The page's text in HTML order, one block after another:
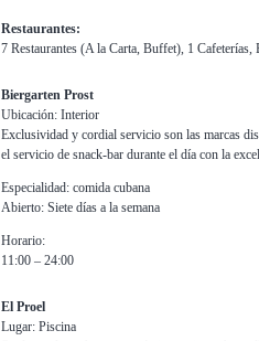
Restaurantes:
7 Restaurantes (A la Carta, Buffet), 1 Cafeterías,
Biergarten Prost
Ubicación: Interior
Exclusividad y cordial servicio son las marcas
el servicio de snack-bar durante el día con la
Especialidad: comida cubana
Abierto: Siete días a la semana
Horario:
11:00 – 24:00
El Proel
Lugar: Piscina